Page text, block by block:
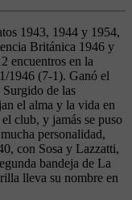
1943, 1944 y 1954,
Británica 1946 y
encuentros en la
1946 (7-1). Ganó el
de las
el alma y la vida en
club, y jamás se puso
personalidad,
con Sosa y Lazzatti,
bandeja de La
lleva su nombre en